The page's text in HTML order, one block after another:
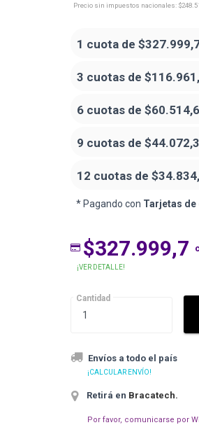
Precio sin impuestos nacionales:
1 cuota de
3 cuotas de
6 cuotas de
9 cuotas de
12 cuotas de
* Pagando con Tarjetas
$327.999,7
¡VER DETALLE!
Cantidad
Envíos a todo el país
¡CALCULAR ENVÍO!
Retirá en Bracatech.
Por favor, comunicarse por